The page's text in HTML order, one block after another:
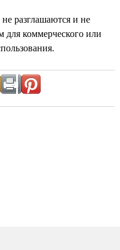
разглашаются и не
для коммерческого или